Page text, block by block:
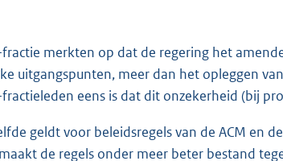
fractie merkten op dat de regering het
uitgangspunten, meer dan het opleggen
eens is dat dit onzekerheid (bij
geldt voor beleidsregels van de ACM en
de regels onder meer beter bestand